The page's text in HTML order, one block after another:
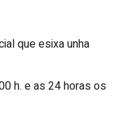
que esixa unha
h. e as 24 horas os